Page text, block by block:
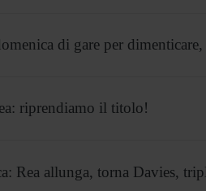
di gare per
riprendiamo il titolo!
Rea allunga, torna Davies,